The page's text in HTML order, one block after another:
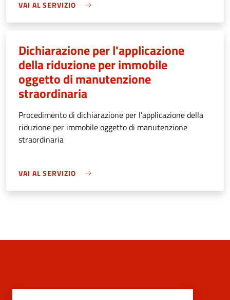
VAI AL SERVIZIO
Dichiarazione per l'applicazione
della riduzione per immobile
oggetto di manutenzione
straordinaria
Procedimento di dichiarazione per l'applicazione della
riduzione per immobile oggetto di manutenzione
straordinaria
VAI AL SERVIZIO